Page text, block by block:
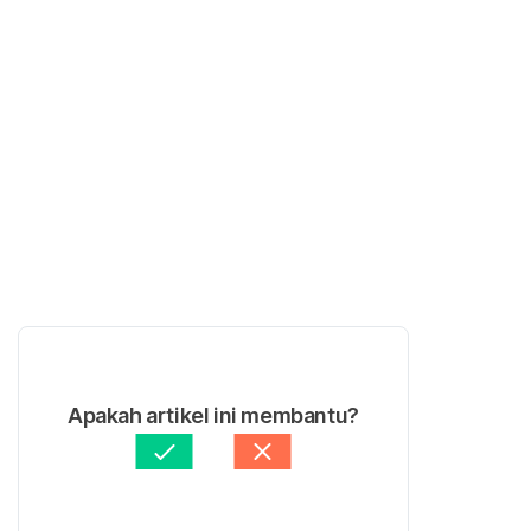
Apakah artikel ini membantu?